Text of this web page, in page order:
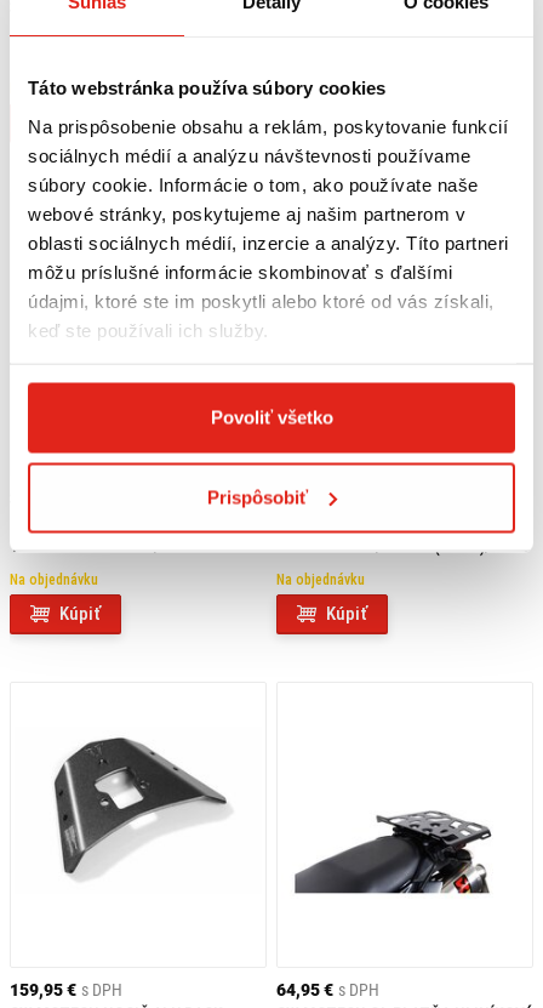
Táto webstránka používa súbory cookies
Na prispôsobenie obsahu a reklám, poskytovanie funkcií
sociálnych médií a analýzu návštevnosti používame
súbory cookie. Informácie o tom, ako používate naše
webové stránky, poskytujeme aj našim partnerom v
oblasti sociálnych médií, inzercie a analýzy. Títo partneri
môžu príslušné informácie skombinovať s ďalšími
údajmi, ktoré ste im poskytli alebo ktoré od vás získali,
keď ste používali ich služby.
Povoliť všetko
Prispôsobiť
379,95 € s DPH
SW MOTECH PRO BLAZE H BOČNÉ
FZ8/FAZER
Na objednávku
Kúpiť
431,95 €
Na objednávku
Kúpiť
TAŠKY YAMAHA FZ1/FZ1
Na objednávku
Kúpiť
45,95 €
Na objednávku
Kúpiť
159,95 € s DPH
64,95 € s DPH